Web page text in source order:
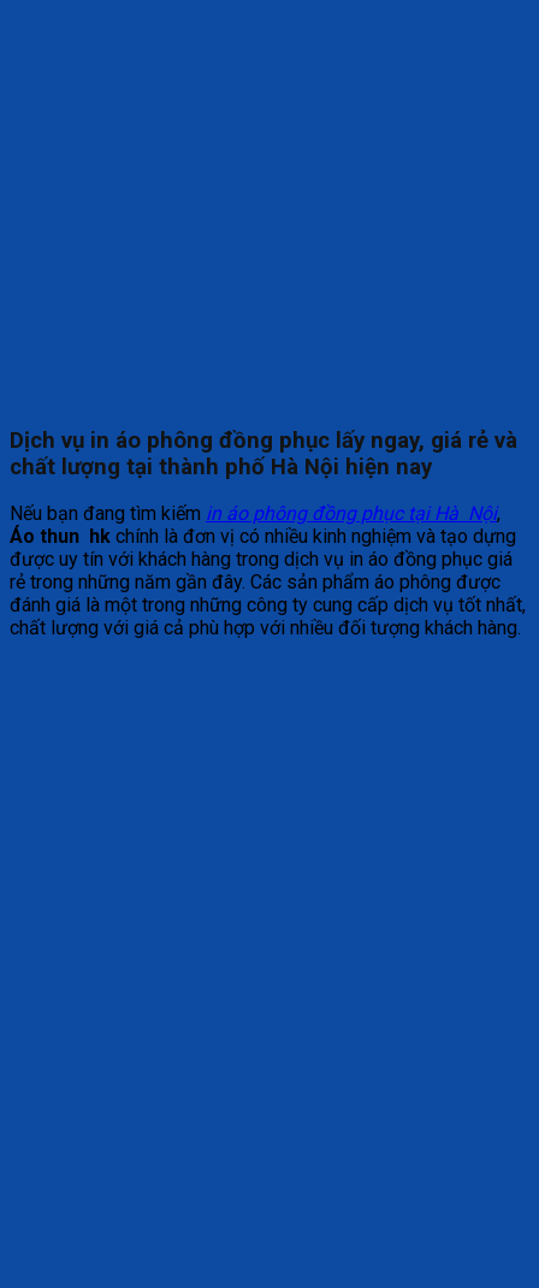
Dịch vụ in áo phông đồng phục lấy ngay, giá rẻ và
chất lượng tại thành phố Hà Nội hiện nay
Nếu bạn đang tìm kiếm in áo phông đồng phục tại Hà Nội,
Áo thun hk chính là đơn vị có nhiều kinh nghiệm và tạo dựng
được uy tín với khách hàng trong dịch vụ in áo đồng phục giá
rẻ trong những năm gần đây. Các sản phẩm áo phông được
đánh giá là một trong những công ty cung cấp dịch vụ tốt nhất,
chất lượng với giá cả phù hợp với nhiều đối tượng khách hàng.